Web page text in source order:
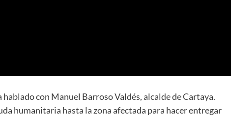
con Manuel Barroso Valdés, alcalde de Cartaya.
humanitaria hasta la zona afectada para hacer entregar